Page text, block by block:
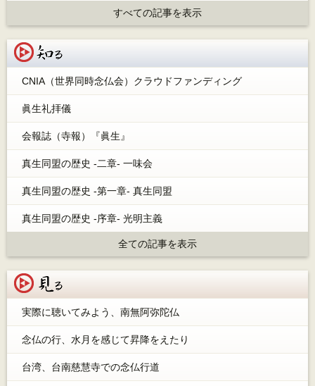
すべての記事を表示
CNIA（世界同時念仏会）クラウドファンディング
眞生礼拝儀
会報誌（寺報）『眞生』
真生同盟の歴史 -二章- 一味会
真生同盟の歴史 -第一章- 真生同盟
真生同盟の歴史 -序章- 光明主義
全ての記事を表示
実際に聴いてみよう、南無阿弥陀仏
念仏の行、水月を感じて昇降をえたり
台湾、台南慈慧寺での念仏行道